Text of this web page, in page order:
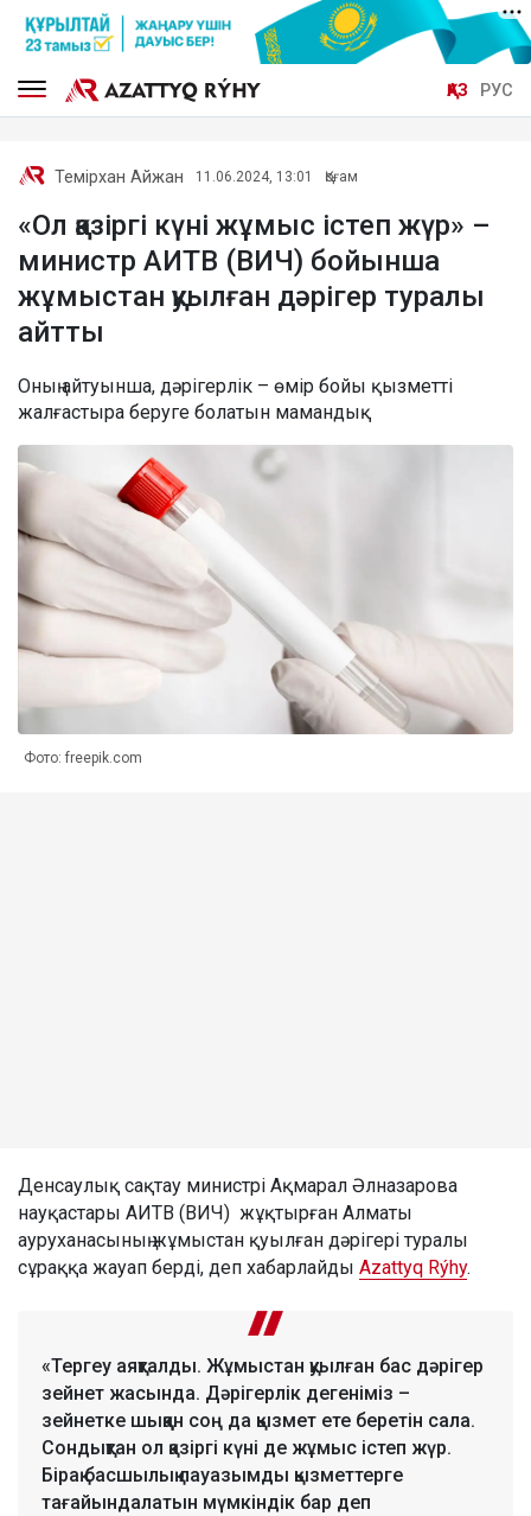
ҚАЗ РУС
Темірхан Айжан 11.06.2024, 13:01 Қоғам
«Ол қазіргі күні жұмыс істеп жүр» –
министр АИТВ (ВИЧ) бойынша
жұмыстан қуылған дәрігер туралы
айтты
Оның айтуынша, дәрігерлік – өмір бойы қызметті
жалғастыра беруге болатын мамандық
Фото: freepik.com
Денсаулық сақтау министрі Ақмарал Әлназарова
науқастары АИТВ (ВИЧ) жұқтырған Алматы
ауруханасының жұмыстан қуылған дәрігері туралы
сұраққа жауап берді, деп хабарлайды Azattyq Rýhy.
«Тергеу аяқталды. Жұмыстан қуылған бас дәрігер
зейнет жасында. Дәрігерлік дегеніміз –
зейнетке шыққан соң да қызмет ете беретін сала.
Сондықтан ол қазіргі күні де жұмыс істеп жүр.
Бірақ басшылық лауазымды қызметтерге
тағайындалатын мүмкіндік бар деп